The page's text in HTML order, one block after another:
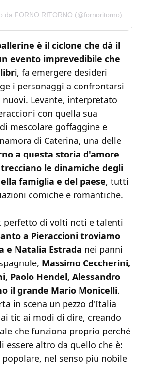
da FORNO RITORNO (@fornoritorno)
è il ciclone che dà il
evento imprevedibile che
, fa emergere desideri
i personaggi a confrontarsi
Levante, interpretato
con quella sua
mescolare goffaggine e
di Caterina, una delle
a questa storia d'amore
le dinamiche degli
famiglia e del paese, tutti
comiche e romantiche.
perfetto di volti noti e talenti
a Pieraccioni troviamo
e Natalia Estrada nei panni
Massimo Ceccherini,
Paolo Hendel, Alessandro
il grande Mario Monicelli.
in scena un pezzo d'Italia
tic ai modi di dire, creando
che funziona proprio perché
essere altro da quello che è:
nel senso più nobile